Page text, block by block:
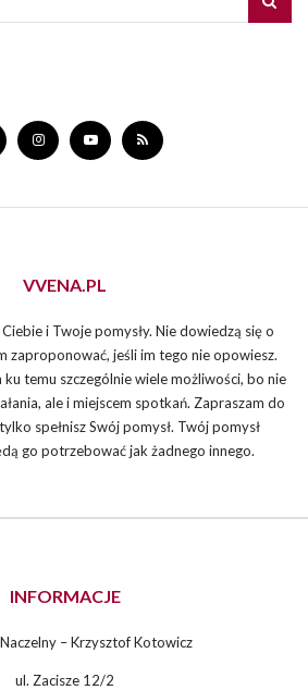
VVENA.PL
i Twoje pomysły. Nie dowiedzą się o
zaproponować, jeśli im tego nie opowiesz.
temu szczególnie wiele możliwości, bo nie
ale i miejscem spotkań. Zapraszam do
spełnisz Swój pomysł. Twój pomysł
go potrzebować jak żadnego innego.
INFORMACJE
– Krzysztof Kotowicz
ul. Zacisze 12/2